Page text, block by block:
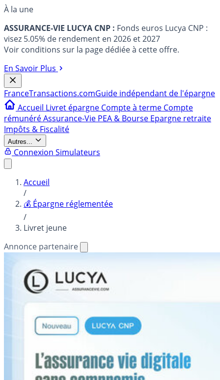
À la une
ASSURANCE-VIE LUCYA CNP : Fonds euros Lucya CNP :
visez 5.05% de rendement en 2026 et 2027
Voir conditions sur la page dédiée à cette offre.
En Savoir Plus
FranceTransactions.comGuide indépendant de l'épargne
Accueil Livret épargne Compte à terme Compte
rémunéréAssurance-Vie PEA & Bourse Epargne retraite
Impôts & Fiscalité
Autres...
Connexion Simulateurs
Accueil
/
💰 Épargne réglementée
/
Livret jeune
Annonce partenaire